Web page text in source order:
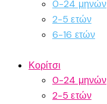
0-24 μηνών
2-5 ετών
6-16 ετών
Κορίτσι
0-24 μηνών
2-5 ετών